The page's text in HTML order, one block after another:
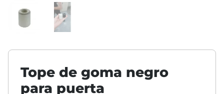
Tope de goma negro
para puerta